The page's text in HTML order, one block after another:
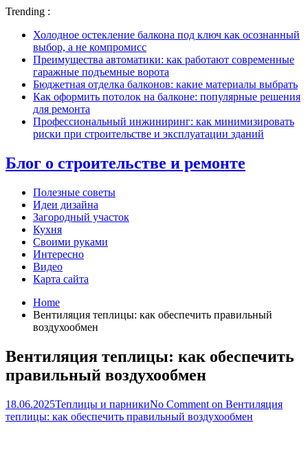
Trending :
Холодное остекление балкона под ключ как осознанный
выбор, а не компромисс
Преимущества автоматики: как работают современные
гаражные подъемные ворота
Бюджетная отделка балконов: какие материалы выбрать
Как оформить потолок на балконе: популярные решения
для ремонта
Профессиональный инжиниринг: как минимизировать
риски при строительстве и эксплуатации зданий
Блог о строительстве и ремонте
Полезные советы
Идеи дизайна
Загородный участок
Кухня
Своими руками
Интересно
Видео
Карта сайта
Home
Вентиляция теплицы: как обеспечить правильный
воздухообмен
Вентиляция теплицы: как обеспечить
правильный воздухообмен
18.06.2025Теплицы и парникиNo Comment on Вентиляция
теплицы: как обеспечить правильный воздухообмен